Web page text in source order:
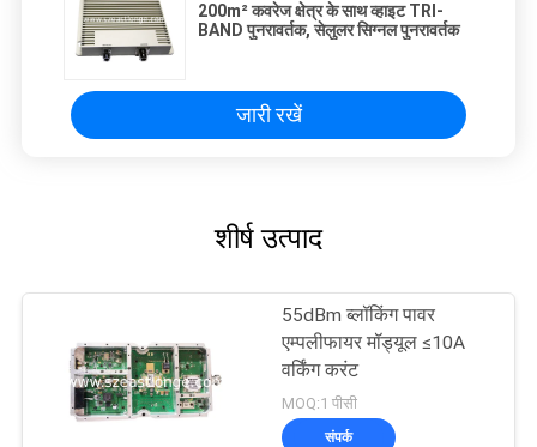
200m² कवरेज क्षेत्र के साथ व्हाइट TRI-
BAND पुनरावर्तक, सेलुलर सिग्नल पुनरावर्तक
जारी रखें
शीर्ष उत्पाद
55dBm ब्लॉकिंग पावर
एम्पलीफायर मॉड्यूल ≤10A
वर्किंग करंट
MOQ:1 पीसी
संपर्क